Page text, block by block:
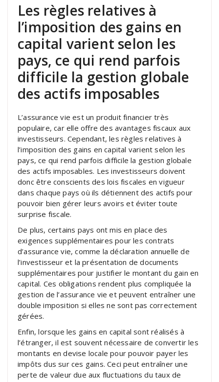
Les règles relatives à
l’imposition des gains en
capital varient selon les
pays, ce qui rend parfois
difficile la gestion globale
des actifs imposables
L’assurance vie est un produit financier très
populaire, car elle offre des avantages fiscaux aux
investisseurs. Cependant, les règles relatives à
l’imposition des gains en capital varient selon les
pays, ce qui rend parfois difficile la gestion globale
des actifs imposables. Les investisseurs doivent
donc être conscients des lois fiscales en vigueur
dans chaque pays où ils détiennent des actifs pour
pouvoir bien gérer leurs avoirs et éviter toute
surprise fiscale.
De plus, certains pays ont mis en place des
exigences supplémentaires pour les contrats
d’assurance vie, comme la déclaration annuelle de
l’investisseur et la présentation de documents
supplémentaires pour justifier le montant du gain en
capital. Ces obligations rendent plus compliquée la
gestion de l’assurance vie et peuvent entraîner une
double imposition si elles ne sont pas correctement
gérées.
Enfin, lorsque les gains en capital sont réalisés à
l’étranger, il est souvent nécessaire de convertir les
montants en devise locale pour pouvoir payer les
impôts dus sur ces gains. Ceci peut entraîner une
perte de valeur due aux fluctuations du taux de